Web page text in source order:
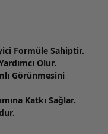
Formüle Sahiptir.
Olur.
Görünmesini
Katkı Sağlar.